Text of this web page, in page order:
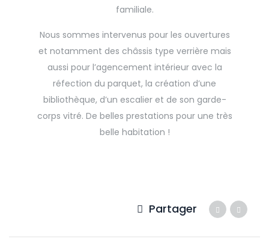
familiale.
Nous sommes intervenus pour les ouvertures
et notamment des châssis type verrière mais
aussi pour l’agencement intérieur avec la
réfection du parquet, la création d’une
bibliothèque, d’un escalier et de son garde-
corps vitré. De belles prestations pour une très
belle habitation !
Partager